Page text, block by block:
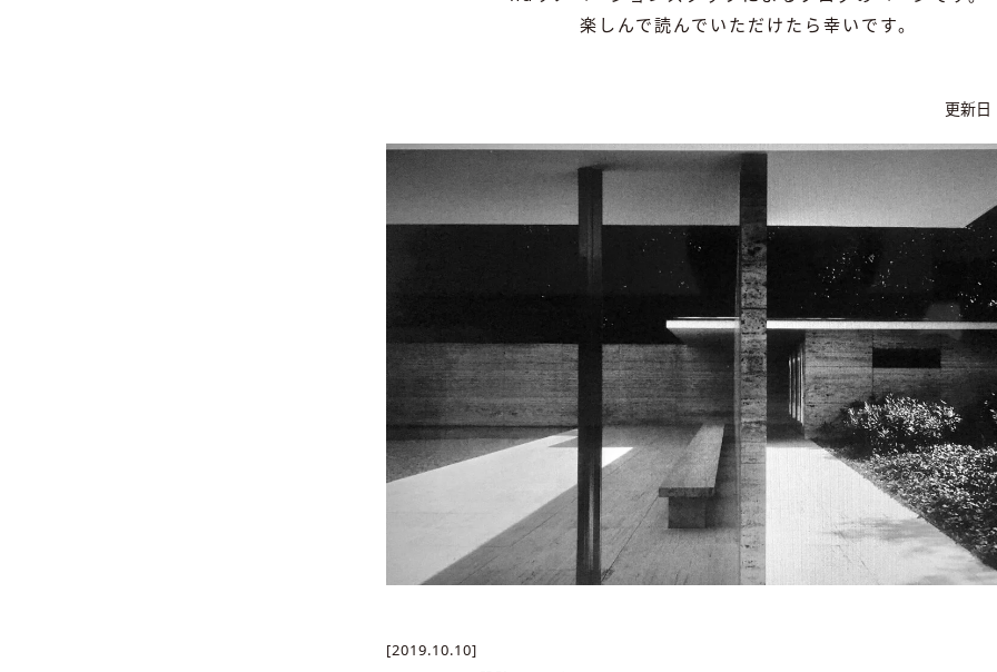
楽しんで読んでいただけたら幸いです。
更新日
[2019.10.10]